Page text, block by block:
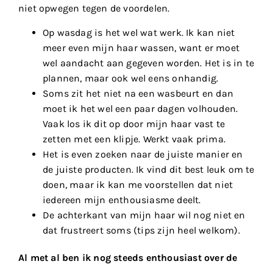
niet opwegen tegen de voordelen.
Op wasdag is het wel wat werk. Ik kan niet
meer even mijn haar wassen, want er moet
wel aandacht aan gegeven worden. Het is in te
plannen, maar ook wel eens onhandig.
Soms zit het niet na een wasbeurt en dan
moet ik het wel een paar dagen volhouden.
Vaak los ik dit op door mijn haar vast te
zetten met een klipje. Werkt vaak prima.
Het is even zoeken naar de juiste manier en
de juiste producten. Ik vind dit best leuk om te
doen, maar ik kan me voorstellen dat niet
iedereen mijn enthousiasme deelt.
De achterkant van mijn haar wil nog niet en
dat frustreert soms (tips zijn heel welkom).
Al met al ben ik nog steeds enthousiast over de